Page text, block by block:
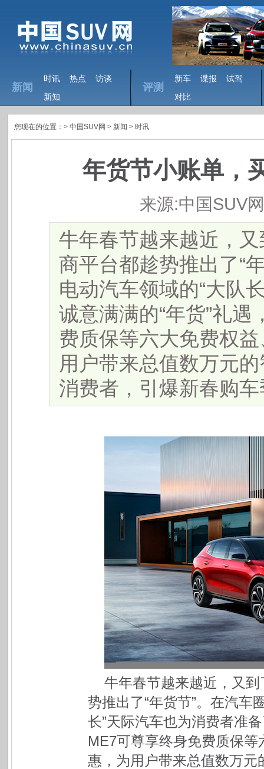
新闻
时讯 热点
访谈
新知
评测
新车 谍报
试驾
对比
您现在的位置：> 中国SUV网 > 新闻 > 时讯
年货节小账单，
来源:中国SUV网
牛年春节越来越近，
商平台都趁势推出了“
电动汽车领域的“大队
诚意满满的“年货”礼
费质保等六大免费权
用户带来总值数万元
消费者，引爆新春购车
牛年春节越来越近，又
势推出了“年货节”。在汽车
长”天际汽车也为消费者准
ME7可尊享终身免费质保
惠，为用户带来总值数万